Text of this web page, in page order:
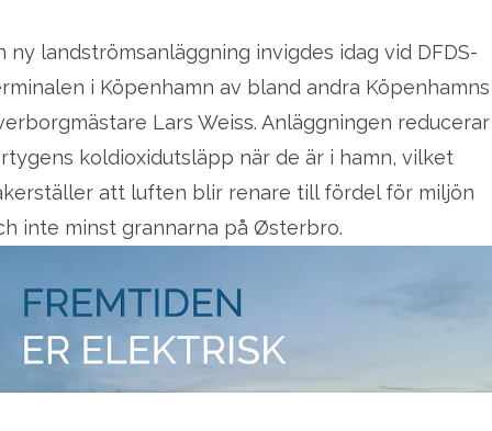
ny landströmsanläggning invigdes idag vid DFDS-
i Köpenhamn av bland andra Köpenhamns
Lars Weiss. Anläggningen reducerar
koldioxidutsläpp när de är i hamn, vilket
att luften blir renare till fördel för miljön
inte minst grannarna på Østerbro.